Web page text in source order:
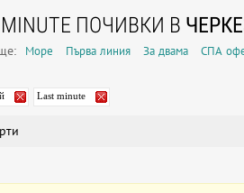
MINUTE ПОЧИВКИ В
Море Първа линия За двама СПА
Last minute